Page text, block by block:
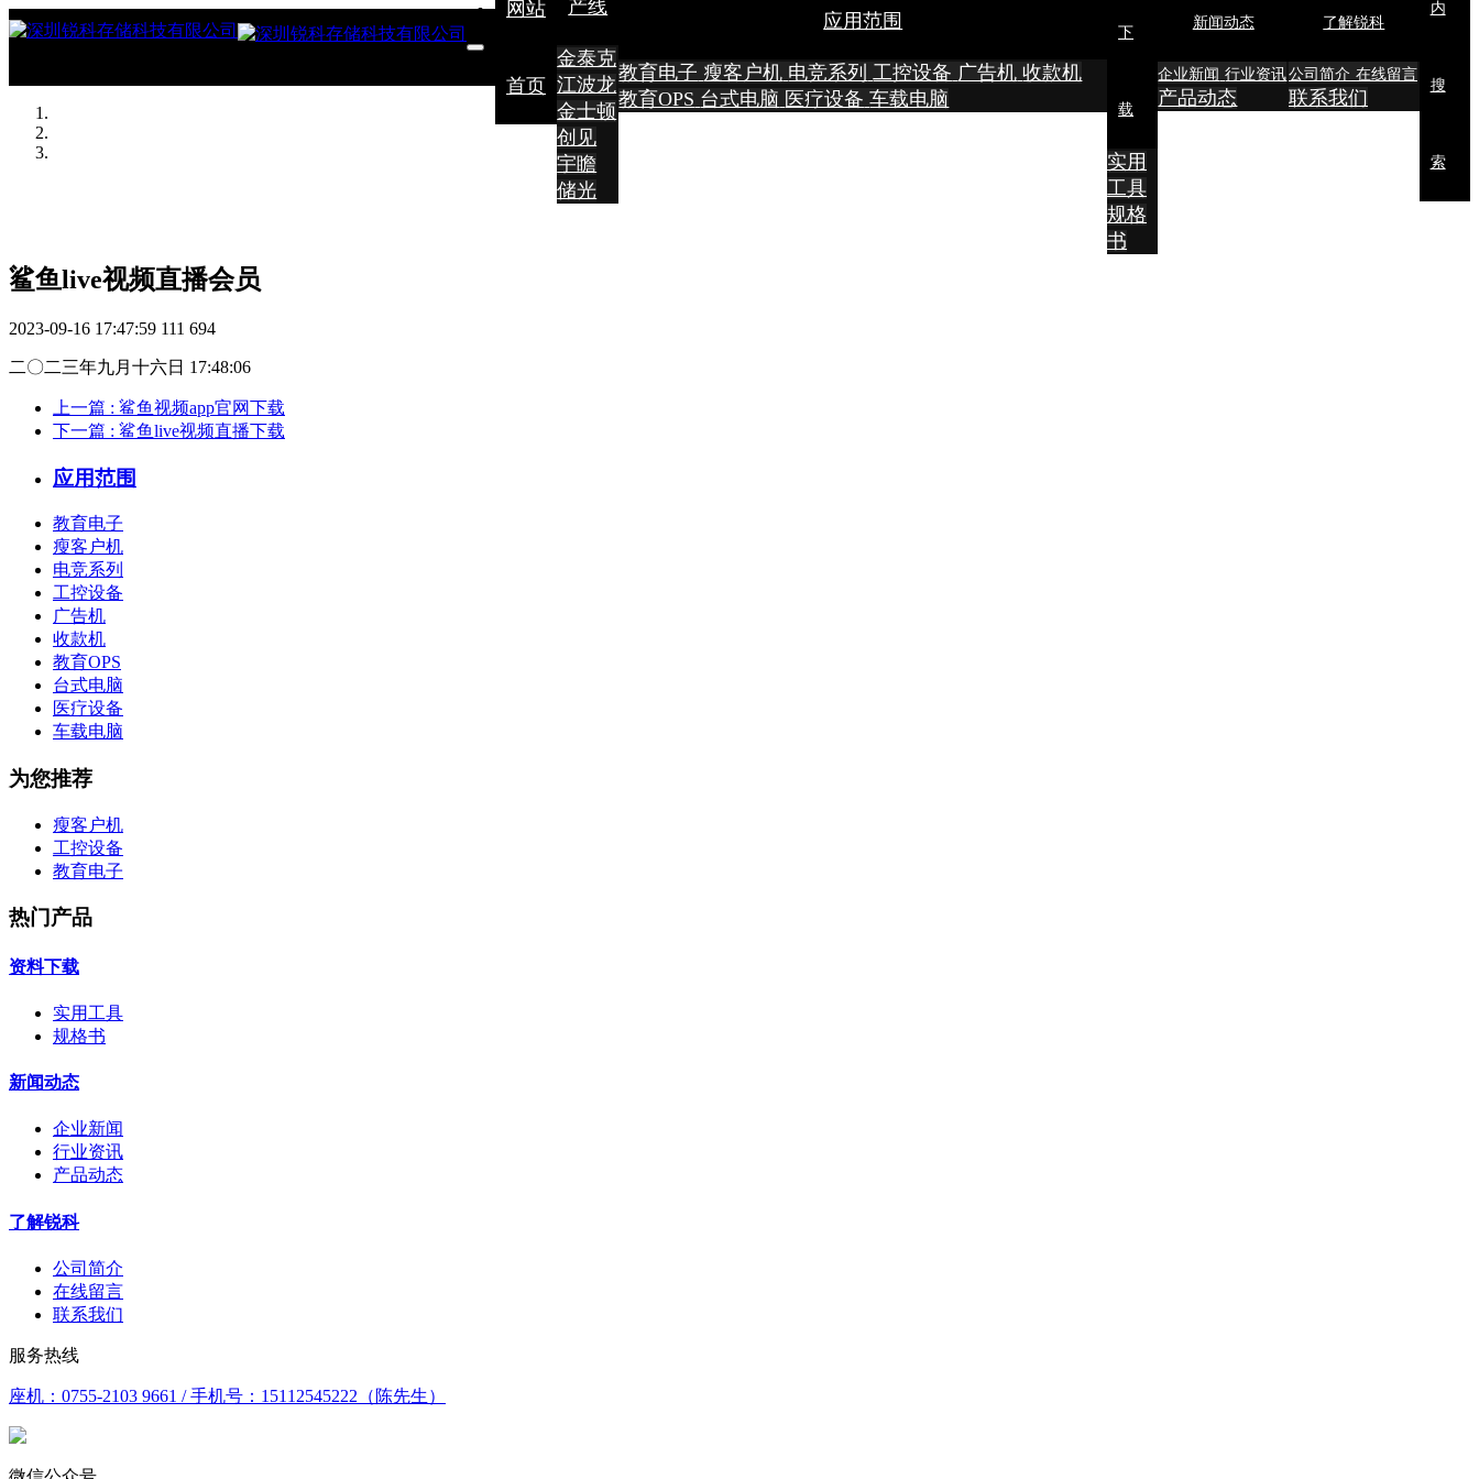
网站
首页
产线
金泰克
江波龙
金士顿
创见
宇瞻
储光
应用范围
教育电子 瘦客户机 电竞系列 工控设备 广告机 收款机
教育OPS 台式电脑 医疗设备 车载电脑
下
载
实用
工具
规格
书
新闻动态
企业新闻 行业资讯
产品动态
了解锐科
公司简介 在线留言
联系我们
内
搜
索
鲨鱼live视频直播会员
2023-09-16 17:47:59 111 694
二〇二三年九月十六日 17:48:06
上一篇 : 鲨鱼视频app官网下载
下一篇 : 鲨鱼live视频直播下载
应用范围
教育电子
瘦客户机
电竞系列
工控设备
广告机
收款机
教育OPS
台式电脑
医疗设备
车载电脑
为您推荐
瘦客户机
工控设备
教育电子
热门产品
资料下载
实用工具
规格书
新闻动态
企业新闻
行业资讯
产品动态
了解锐科
公司简介
在线留言
联系我们
服务热线
座机：0755-2103 9661 / 手机号：15112545222（陈先生）